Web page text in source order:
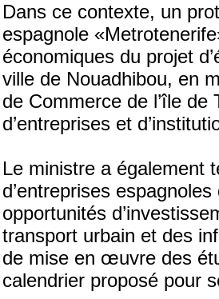
Dans ce contexte, un
espagnole
économiques du projet
ville de Nouadhibou, en
de Commerce de l’île de
d’entreprises et
Le ministre a également
d’entreprises
opportunités
transport urbain et des
de mise en œuvre des
calendrier proposé pour